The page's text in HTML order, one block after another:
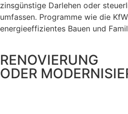
zinsgünstige Darlehen oder
umfassen. Programme wie die
energieeffizientes Bauen und
RENOVIERUNG
ODER